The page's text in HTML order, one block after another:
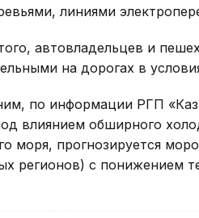
линиями
автовладельцев и
на дорогах в
по информации РГП
влиянием обширного
моря, прогнозируется
регионов) с понижением